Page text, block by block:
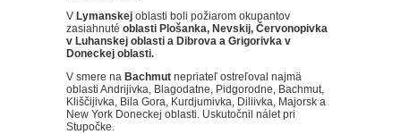
V Lymanskej oblasti boli požiarom okupantov
zasiahnuté oblasti Plošanka, Nevskij, Červonopivka
v Luhanskej oblasti a Dibrova a Grigorivka v
Doneckej oblasti.
V smere na Bachmut nepriateľ ostreľoval najmä
oblasti Andrijivka, Blagodatne, Pidgorodne, Bachmut,
Kliščijivka, Bila Gora, Kurdjumivka, Diliivka, Majorsk a
New York Doneckej oblasti. Uskutočnil nálet pri
Stupočke.